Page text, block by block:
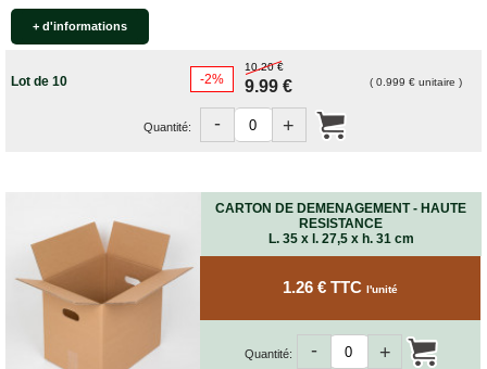
FOURNITURES
DÉMÉNAGEMENT
ET
Films
Bulles
Kraft
Pochettes
+ d'informations
Lot de 10 -2%
10.20 €
9.99 € ( 0.999 € unitaire )
Quantité: +
-
CARTON DE DEMENAGEMENT - HAUTE
RESISTANCE
L. 35 x l. 27,5 x h. 31 cm
1.26 € TTC l'unité
Quantité: +
-